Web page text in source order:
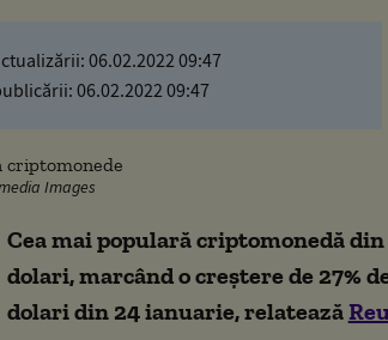
06.02.2022 09:47
06.02.2022 09:47
Images
Cea mai populară criptomonedă
dolari, marcând o creştere de 27%
dolari din 24 ianuarie, relatează